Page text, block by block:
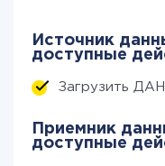
Источник
доступные
Загрузить
Приемник
доступные